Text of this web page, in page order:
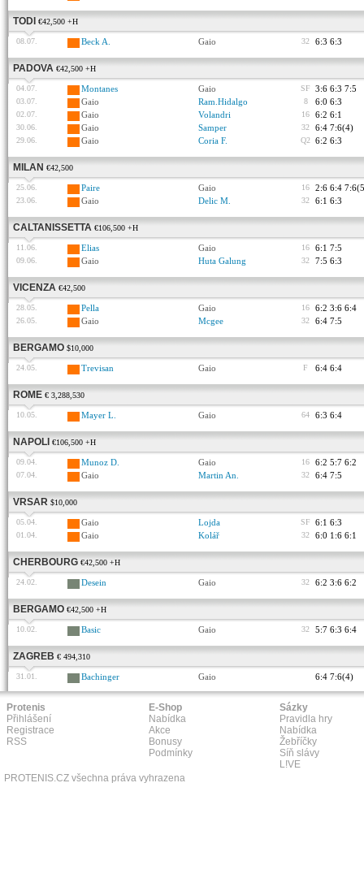
TODI €42,500 +H
08.07. Beck A. Gaio 32 6:3 6:3
PADOVA €42,500 +H
04.07. Montanes Gaio SF 3:6 6:3 7:5
03.07. Gaio Ram.Hidalgo 8 6:0 6:3
02.07. Gaio Volandri 16 6:2 6:1
30.06. Gaio Samper 32 6:4 7:6(4)
29.06. Gaio Coria F. Q2 6:2 6:3
MILAN €42,500
25.06. Paire Gaio 16 2:6 6:4
23.06. Gaio Delic M. 32 6:1 6:3
CALTANISSETTA €106,500 +H
11.06. Elias Gaio 16 6:1 7:5
09.06. Gaio Huta Galung 32 7:5 6:3
VICENZA €42,500
28.05. Pella Gaio 16 6:2 3:6 6:4
26.05. Gaio Mcgee 32 6:4 7:5
BERGAMO $10,000
24.05. Trevisan Gaio F 6:4 6:4
ROME € 3,288,530
10.05. Mayer L. Gaio 64 6:3 6:4
NAPOLI €106,500 +H
09.04. Munoz D. Gaio 16 6:2 5:7 6:2
07.04. Gaio Martin An. 32 6:4 7:5
VRSAR $10,000
05.04. Gaio Lojda SF 6:1 6:3
01.04. Gaio Kolář 32 6:0 1:6 6:1
CHERBOURG €42,500 +H
24.02. Desein Gaio 32 6:2 3:6 6:2
BERGAMO €42,500 +H
10.02. Basic Gaio 32 5:7 6:3 6:4
ZAGREB € 494,310
31.01. Bachinger Gaio 6:4 7:6(4)
Protenis
Přihlášení
Registrace
RSS
E-Shop
Nabídka
Akce
Bonusy
Podmínky
Sázky
Pravidla hry
Nabídka
Žebříčky
Síň slávy
L!VE
PROTENIS.CZ všechna práva vyhrazena